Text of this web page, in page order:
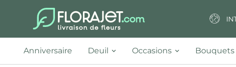
Anniversaire Deuil Occasions Bouquets